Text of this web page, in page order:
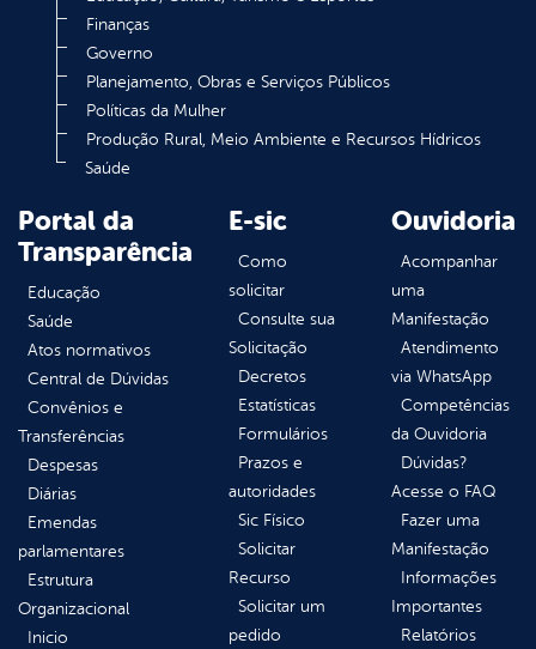
Finanças
Governo
Planejamento, Obras e Serviços Públicos
Políticas da Mulher
Produção Rural, Meio Ambiente e Recursos Hídricos
Saúde
Portal da
Transparência
Educação
Saúde
Atos normativos
Central de Dúvidas
Convênios e
Transferências
Despesas
Diárias
Emendas
parlamentares
Estrutura
Organizacional
Inicio
E-sic
Como
solicitar
Consulte sua
Solicitação
Decretos
Estatísticas
Formulários
Prazos e
autoridades
Sic Físico
Solicitar
Recurso
Solicitar um
pedido
Ouvidoria
Acompanhar
uma
Manifestação
Atendimento
via WhatsApp
Competências
da Ouvidoria
Dúvidas?
Acesse o FAQ
Fazer uma
Manifestação
Informações
Importantes
Relatórios